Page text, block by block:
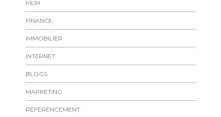
MLM
FINANCE
IMMOBILIER
INTERNET
BLOGS
MARKETING
RÉFÉRENCEMENT